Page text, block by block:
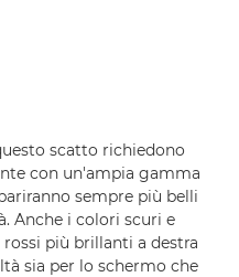
scatto richiedono
con un'ampia gamma
sempre più belli
Anche i colori scuri e
più brillanti a destra
sia per lo schermo che